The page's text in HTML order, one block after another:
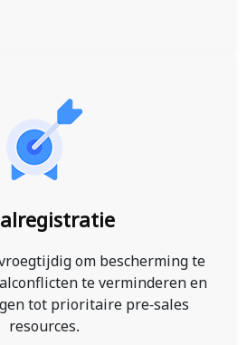
om bescherming te
te verminderen en
tot prioritaire pre-sales
resources.